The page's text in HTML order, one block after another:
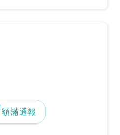
地圖『另開新視窗』
額滿通報